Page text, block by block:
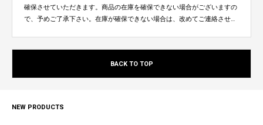
確保させていただきます。商品の在庫を確保できない場合がございますの
で、予めご了承下さい。在庫が確保できない場合は、改めてご連絡させて
BACK TO TOP
NEW PRODUCTS